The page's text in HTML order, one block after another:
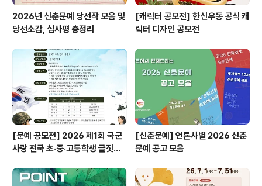
2026년 신춘문예 당선작 모음 및
당선소감, 심사평 총정리
[캐릭터 공모전] 한신우동 공식 캐
릭터 디자인 공모전
[문예 공모전] 2026 제1회 국군
사랑 전국 초·중·고등학생 글짓기
[신춘문예] 언론사별 2026 신춘
문예 공고 모음